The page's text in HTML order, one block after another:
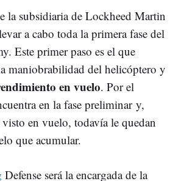
la subsidiaria de Lockheed Martin
a cabo toda la primera fase del
Este primer paso es el que
maniobrabilidad del helicóptero y
en vuelo. Por el
en la fase preliminar y,
en vuelo, todavía le quedan
que acumular.
Defense será la encargada de la